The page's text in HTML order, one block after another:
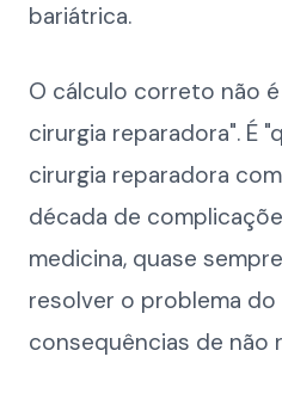
bariátrica.
O cálculo correto não
cirurgia reparadora". É
cirurgia reparadora
década de
medicina, quase
resolver o problema
consequências de não